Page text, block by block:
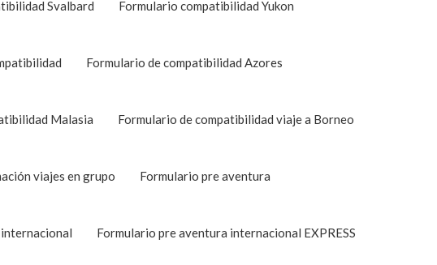
Svalbard Formulario compatibilidad Yukon
Formulario de compatibilidad Azores
Malasia Formulario de compatibilidad viaje a Borneo
viajes en grupo Formulario pre aventura
Formulario pre aventura internacional EXPRESS